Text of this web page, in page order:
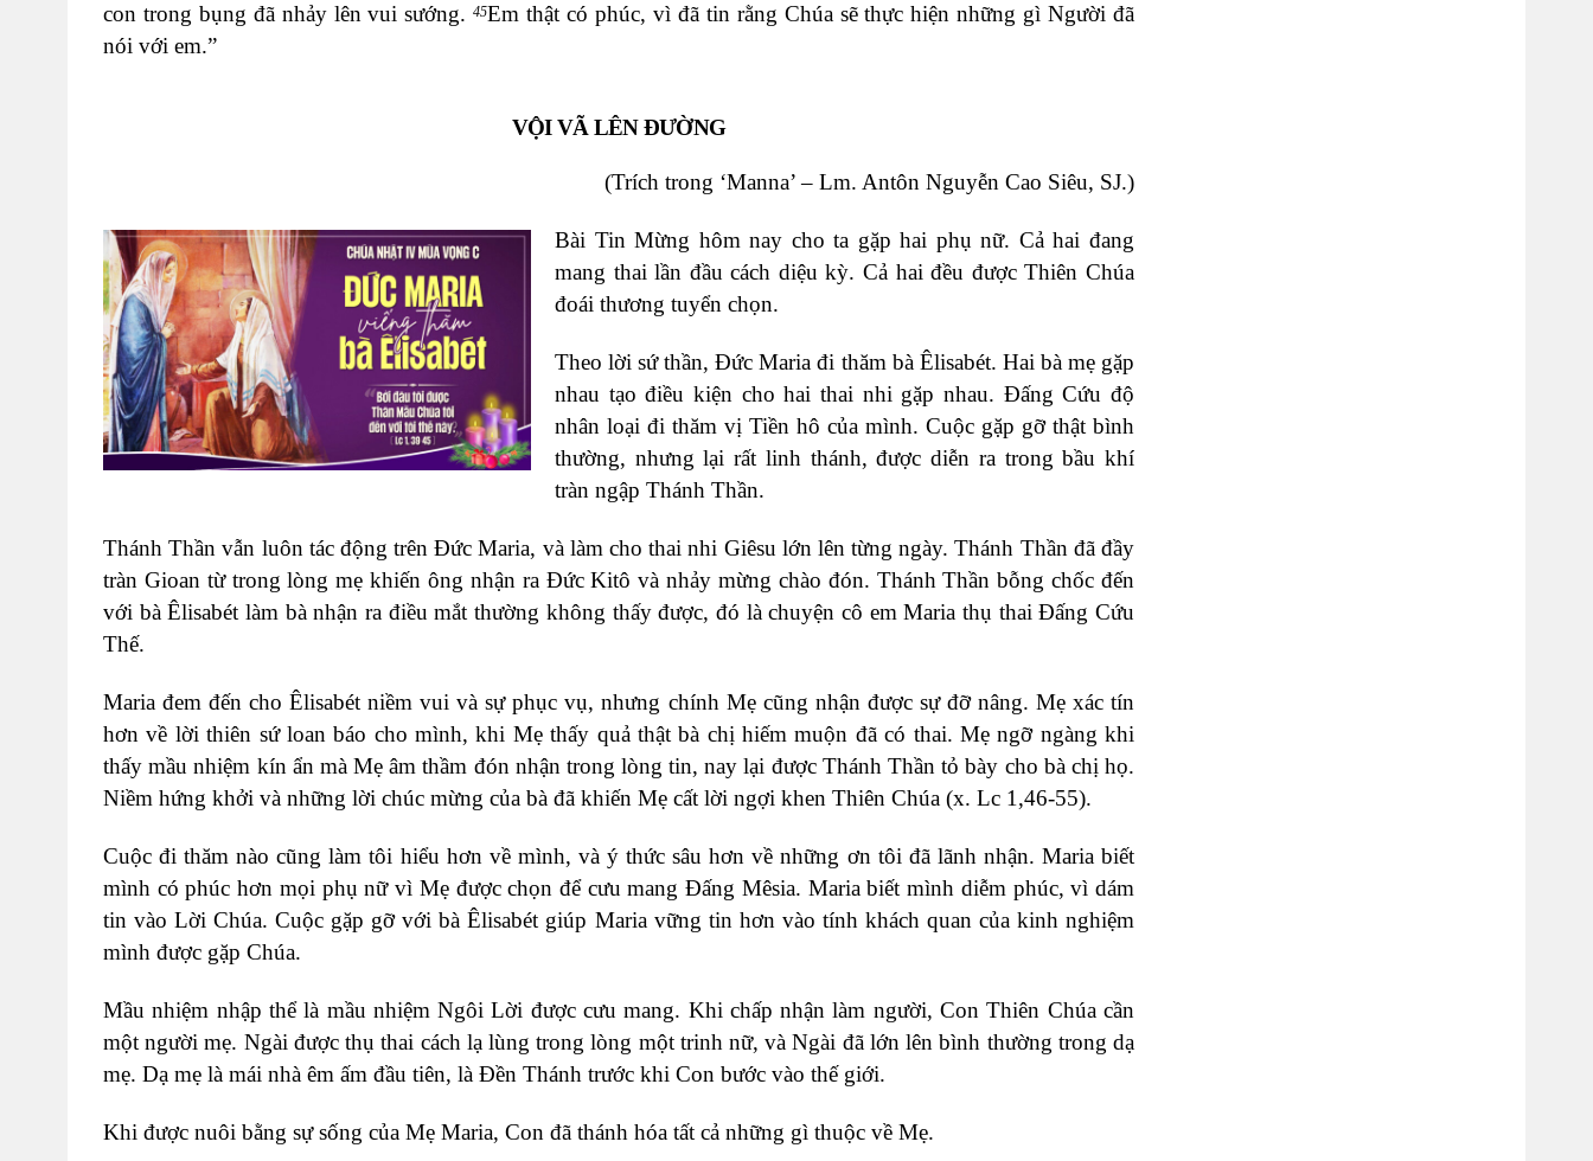
con trong bụng đã nhảy lên vui sướng.45Em thật có phúc, vì đã tin rằng Chúa sẽ thực hiện những gì Người đã
nói với em.”
VỘI VÃ LÊN ĐƯỜNG
(Trích trong ‘Manna’ – Lm. Antôn Nguyễn Cao Siêu, SJ.)
Bài Tin Mừng hôm nay cho ta gặp hai phụ nữ. Cả hai đang
mang thai lần đầu cách diệu kỳ. Cả hai đều được Thiên Chúa
đoái thương tuyển chọn.
Theo lời sứ thần, Đức Maria đi thăm bà Êlisabét. Hai bà mẹ gặp
nhau tạo điều kiện cho hai thai nhi gặp nhau. Đấng Cứu độ
nhân loại đi thăm vị Tiền hô của mình. Cuộc gặp gỡ thật bình
thường, nhưng lại rất linh thánh, được diễn ra trong bầu khí
tràn ngập Thánh Thần.
Thánh Thần vẫn luôn tác động trên Đức Maria, và làm cho thai nhi Giêsu lớn lên từng ngày. Thánh Thần đã đầy
tràn Gioan từ trong lòng mẹ khiến ông nhận ra Đức Kitô và nhảy mừng chào đón. Thánh Thần bỗng chốc đến
với bà Êlisabét làm bà nhận ra điều mắt thường không thấy được, đó là chuyện cô em Maria thụ thai Đấng Cứu
Thế.
Maria đem đến cho Êlisabét niềm vui và sự phục vụ, nhưng chính Mẹ cũng nhận được sự đỡ nâng. Mẹ xác tín
hơn về lời thiên sứ loan báo cho mình, khi Mẹ thấy quả thật bà chị hiếm muộn đã có thai. Mẹ ngỡ ngàng khi
thấy mầu nhiệm kín ẩn mà Mẹ âm thầm đón nhận trong lòng tin, nay lại được Thánh Thần tỏ bày cho bà chị họ.
Niềm hứng khởi và những lời chúc mừng của bà đã khiến Mẹ cất lời ngợi khen Thiên Chúa (x. Lc 1,46-55).
Cuộc đi thăm nào cũng làm tôi hiểu hơn về mình, và ý thức sâu hơn về những ơn tôi đã lãnh nhận. Maria biết
mình có phúc hơn mọi phụ nữ vì Mẹ được chọn để cưu mang Đấng Mêsia. Maria biết mình diễm phúc, vì dám
tin vào Lời Chúa. Cuộc gặp gỡ với bà Êlisabét giúp Maria vững tin hơn vào tính khách quan của kinh nghiệm
mình được gặp Chúa.
Mầu nhiệm nhập thể là mầu nhiệm Ngôi Lời được cưu mang. Khi chấp nhận làm người, Con Thiên Chúa cần
một người mẹ. Ngài được thụ thai cách lạ lùng trong lòng một trinh nữ, và Ngài đã lớn lên bình thường trong dạ
mẹ. Dạ mẹ là mái nhà êm ấm đầu tiên, là Đền Thánh trước khi Con bước vào thế giới.
Khi được nuôi bằng sự sống của Mẹ Maria, Con đã thánh hóa tất cả những gì thuộc về Mẹ.